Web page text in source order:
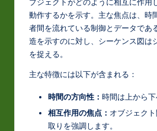
A
&
S
動作するかを示す。主な焦点は、時
者間を流れている制御とデータであ
造を示すのに対し、シーケンス図は
を捉える。
主な特徴には以下が含まれる：
時間の方向性： 時間は上から下
相互作用の焦点： オブジェク
取りを強調します。